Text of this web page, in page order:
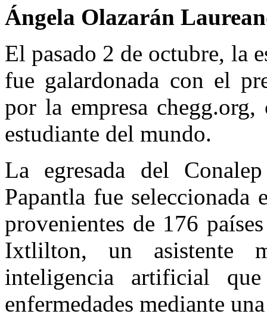
Ángela Olazarán
El pasado 2 de octubre, la
fue galardonada con el
por la empresa
estudiante del mundo.
La egresada del
Papantla fue seleccionada
provenientes de 176
Ixtlilton, un asistente
inteligencia artificial
enfermedades mediante